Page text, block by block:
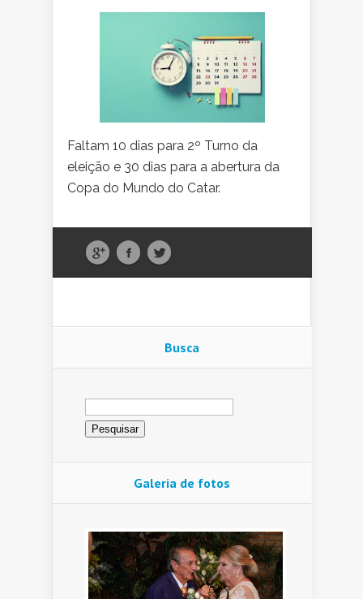
Faltam 10 dias para 2º Turno da
eleição e 30 dias para a abertura da
Copa do Mundo do Catar.
Busca
Pesquisar
por:
Galeria de fotos